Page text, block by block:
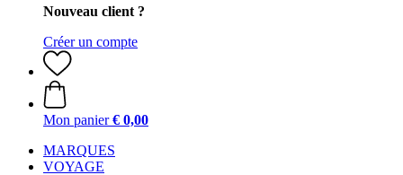
Nouveau client ?
Créer un compte
Mon panier € 0,00
MARQUES
VOYAGE